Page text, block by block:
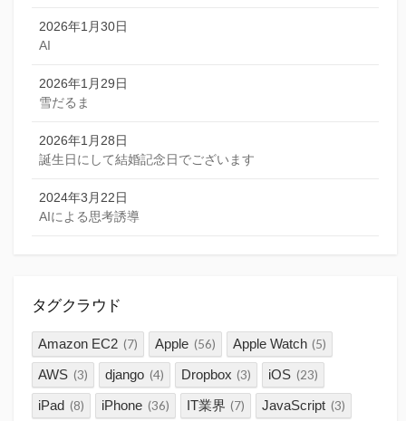
2026年1月30日
AI
2026年1月29日
雪だるま
2026年1月28日
誕生日にして結婚記念日でございます
2024年3月22日
AIによる思考誘導
タグクラウド
Amazon EC2 (7) Apple (56) Apple Watch (5)
AWS (3) django (4) Dropbox (3) iOS (23)
iPad (8) iPhone (36) IT業界 (7) JavaScript (3)